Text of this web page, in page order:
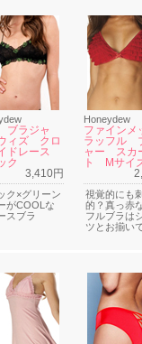
ラジャ
ィズ クロ
ドレース
ク
3,410円
ク×グリーン
がCOOLな
スブラ
Honeydew
ファインメ
ラッフル
ャー スカ
ト Mサイ
視覚的にも
的？真っ赤
フルブラは
ツとお揃い